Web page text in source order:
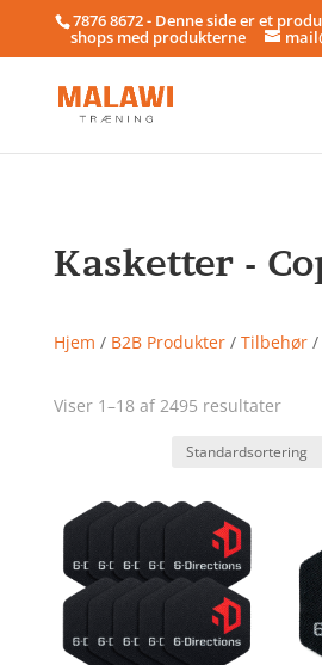
7876 8672 - Denne side er et
shops med produkterne
Kasketter -
Hjem / B2B Produkter/ Tilbehør/
Viser 1–18 af 2495 resultater